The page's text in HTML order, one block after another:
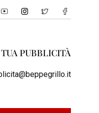
PUBBLICITÀ